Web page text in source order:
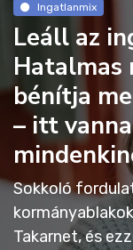
Ingatlanmix
Leáll az
Hatalmas
bénítja
– itt
Sokkoló
Takarnet, és